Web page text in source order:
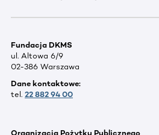
Fundacja DKMS
ul. Altowa 6/9
02-386 Warszawa
Dane kontaktowe:
tel. 22 882 94 00
Organizacja Pożytku Publicznego